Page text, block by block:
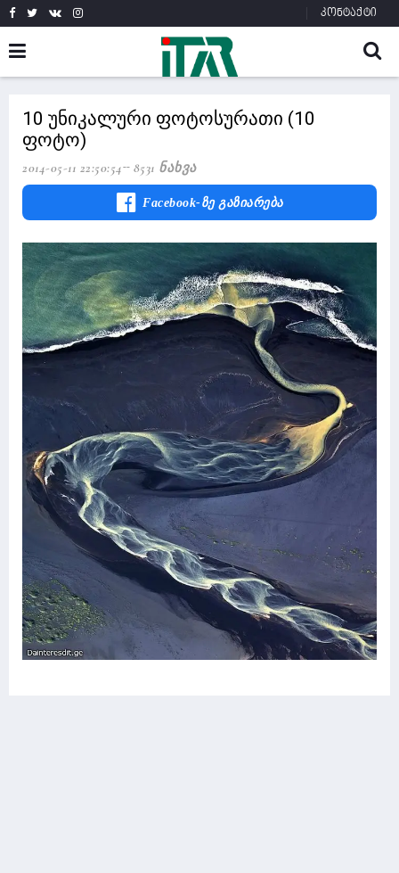
კონტაქტი
10 უნიკალური ფოტოსურათი (10
ფოტო)
2014-05-11 22:50:54 8531 Ნახვა
Facebook-Ზე Გაზიარება